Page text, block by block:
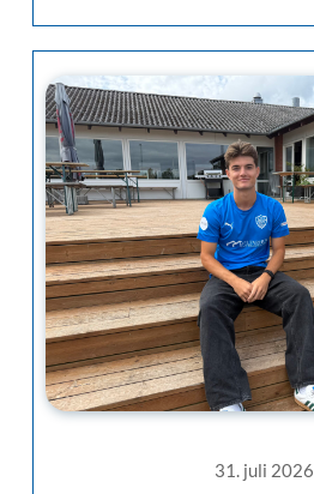
31. juli 2026